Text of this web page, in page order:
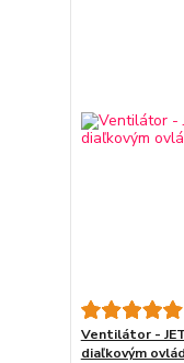
Ventilátor -
diaľkovým